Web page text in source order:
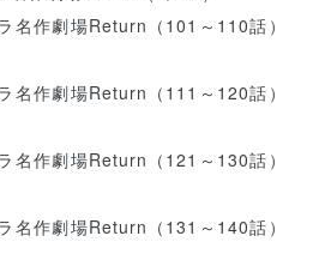
名作劇場Return（101～110話）
名作劇場Return（111～120話）
名作劇場Return（121～130話）
名作劇場Return（131～140話）